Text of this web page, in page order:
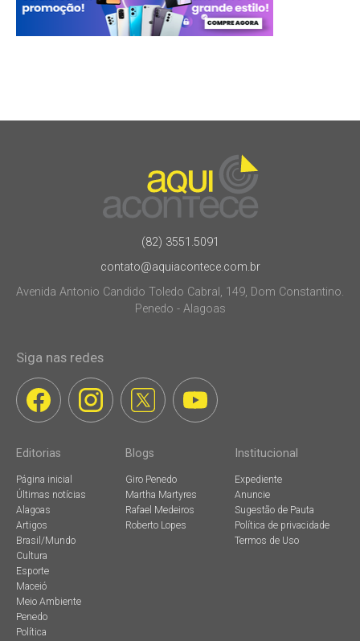
(82) 3551.5091
contato@aquiacontece.com.br
Avenida Antonio Candido Toledo Cabral, 149, Dom Constantino.
Penedo - Alagoas
Siga nas redes
Editorias
Página inicial
Últimas notícias
Alagoas
Artigos
Brasil/Mundo
Cultura
Esporte
Maceió
Meio Ambiente
Penedo
Política
Blogs
Giro Penedo
Martha Martyres
Rafael Medeiros
Roberto Lopes
Institucional
Expediente
Anuncie
Sugestão de Pauta
Política de privacidade
Termos de Uso